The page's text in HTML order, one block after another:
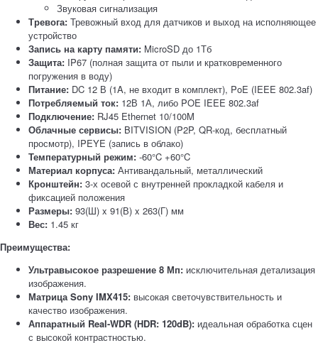
Звуковая сигнализация
Тревога: Тревожный вход для датчиков и выход на исполняющее
устройство
Запись на карту памяти: MicroSD до 1Тб
Защита: IP67 (полная защита от пыли и кратковременного
погружения в воду)
Питание: DC 12 В (1A, не входит в комплект), PoE (IEEE 802.3af)
Потребляемый ток: 12В 1А, либо POE IEEE 802.3af
Подключение: RJ45 Ethernet 10/100M
Облачные сервисы: BITVISION (P2P, QR-код, бесплатный
просмотр), IPEYE (запись в облако)
Температурный режим: -60°C +60°C
Материал корпуса: Антивандальный, металлический
Кронштейн: 3-х осевой с внутренней прокладкой кабеля и
фиксацией положения
Размеры: 93(Ш) x 91(В) x 263(Г) мм
Вес: 1.45 кг
Преимущества:
Ультравысокое разрешение 8 Мп: исключительная детализация
изображения.
Матрица Sony IMX415: высокая светочувствительность и
качество изображения.
Аппаратный Real-WDR (HDR: 120dB): идеальная обработка сцен
с высокой контрастностью.